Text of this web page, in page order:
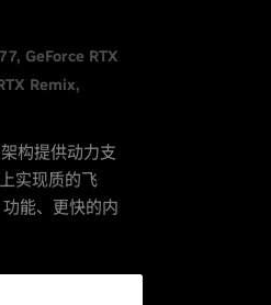
GeForce RTX
Remix
构提供动力支
实现质的飞
能、更快的内